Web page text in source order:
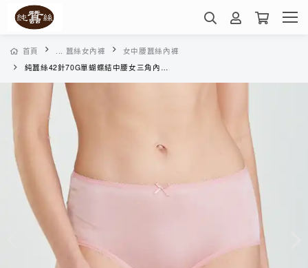
首頁 ... 蠶絲女內褲
女中腰蠶絲內褲
純蠶絲42針70G單蝴蝶結中腰女三角內褲-VWA1A1012C(珠粉)